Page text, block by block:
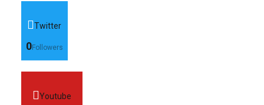
Twitter
0Followers
Youtube